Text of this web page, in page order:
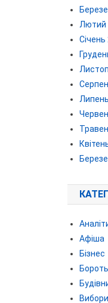
Лютий
Січень
Афіша
Бізнес
Вибори